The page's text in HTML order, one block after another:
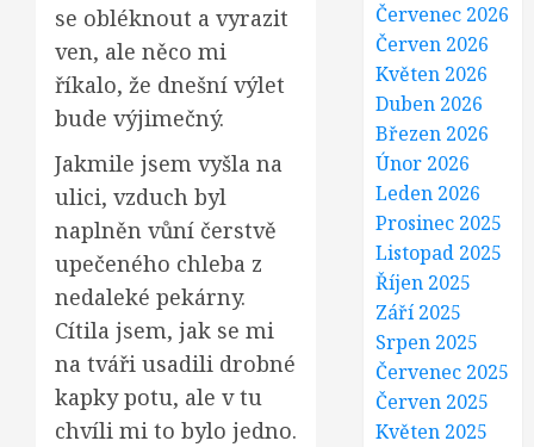
se obléknout a vyrazit
ven, ale něco mi
říkalo, že dnešní výlet
bude výjimečný.
Jakmile jsem vyšla na
ulici, vzduch byl
naplněn vůní čerstvě
upečeného chleba z
nedaleké pekárny.
Cítila jsem, jak se mi
na tváři usadili drobné
kapky potu, ale v tu
chvíli mi to bylo jedno.
Červenec 2026
Červen 2026
Květen 2026
Duben 2026
Březen 2026
Únor 2026
Leden 2026
Prosinec 2025
Listopad 2025
Říjen 2025
Září 2025
Srpen 2025
Červenec 2025
Červen 2025
Květen 2025